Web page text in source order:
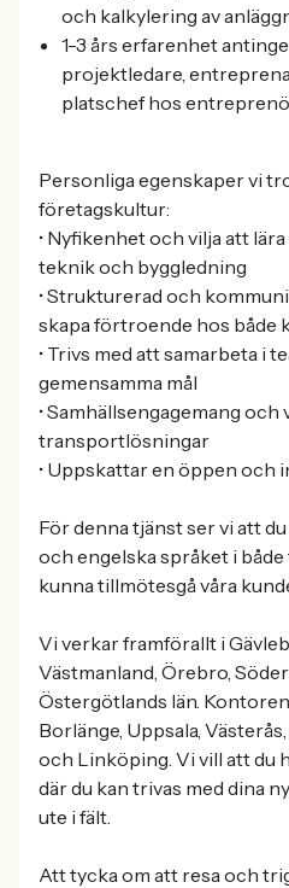
och kalkylering av
1-3 års erfarenhet
projektledare,
platschef hos
Personliga egenskaper vi
företagskultur:
• Nyfikenhet och vilja att
teknik och byggledning
• Strukturerad och
skapa förtroende hos både
• Trivs med att samarbeta i
gemensamma mål
• Samhällsengagemang
transportlösningar
• Uppskattar en öppen och
För denna tjänst ser vi att
och engelska språket i
kunna tillmötesgå våra
Vi verkar framförallt i
Västmanland, Örebro,
Östergötlands län.
Borlänge, Uppsala,
och Linköping. Vi vill att
där du kan trivas med dina
ute i fält.
Att tycka om att resa och